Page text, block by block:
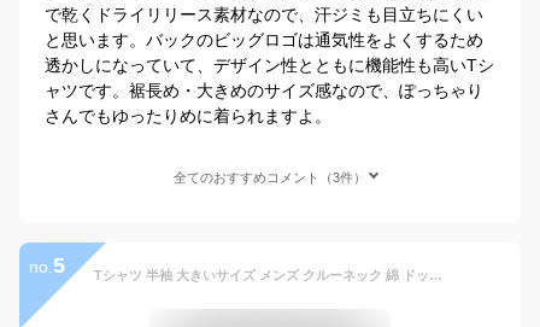
で乾くドライリリース素材なので、汗ジミも目立ちにくい
と思います。バックのビッグロゴは通気性をよくするため
透かしになっていて、デザイン性とともに機能性も高いTシ
ャツです。裾長め・大きめのサイズ感なので、ぽっちゃり
さんでもゆったりめに着られますよ。
全てのおすすめコメント（3件）
no. 5 Tシャツ 半袖 大きいサイズ メンズ クルーネック 綿 ドッグタウン 春夏服 カジュアル カットソー トップス おしゃれ シンプル 柔らかい ゆったり 肌着 快適 吸水速乾 XL-6XL